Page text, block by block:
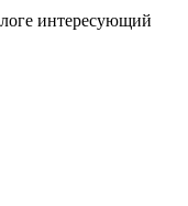
интересующий